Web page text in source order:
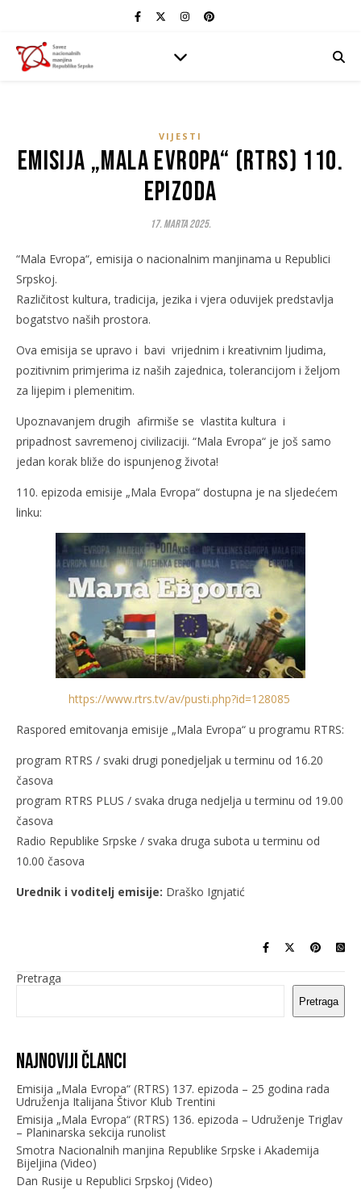
VIJESTI
Emisija „Mala Evropa“ (RTRS) 110.
epizoda
17. Marta 2025.
“Mala Evropa“, emisija o nacionalnim manjinama u Republici
Srpskoj.
Različitost kultura, tradicija, jezika i vjera oduvijek predstavlja
bogatstvo naših prostora.
Ova emisija se upravo i bavi vrijednim i kreativnim ljudima,
pozitivnim primjerima iz naših zajednica, tolerancijom i željom
za lijepim i plemenitim.
Upoznavanjem drugih afirmiše se vlastita kultura i
pripadnost savremenoj civilizaciji. “Mala Evropa“ je još samo
jedan korak bliže do ispunjenog života!
110. epizoda emisije „Mala Evropa“ dostupna je na sljedećem
linku:
https://www.rtrs.tv/av/pusti.php?id=128085
Raspored emitovanja emisije „Mala Evropa“ u programu RTRS:
program RTRS / svaki drugi ponedjeljak u terminu od 16.20
časova
program RTRS PLUS / svaka druga nedjelja u terminu od 19.00
časova
Radio Republike Srpske / svaka druga subota u terminu od
10.00 časova
Urednik i voditelj emisije: Draško Ignjatić
Pretraga
Pretraga
Najnoviji članci
Emisija „Mala Evropa“ (RTRS) 137. epizoda – 25 godina rada
Udruženja Italijana Štivor Klub Trentini
Emisija „Mala Evropa“ (RTRS) 136. epizoda – Udruženje Triglav
– Planinarska sekcija runolist
Smotra Nacionalnih manjina Republike Srpske i Akademija
Bijeljina (Video)
Dan Rusije u Republici Srpskoj (Video)